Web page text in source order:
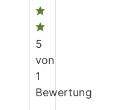
5
von
1
Bewertung